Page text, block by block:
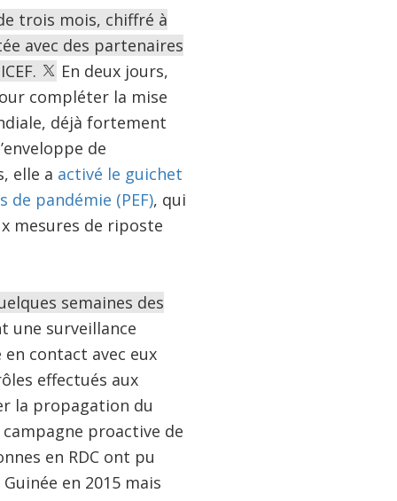
trois mois, chiffré à
avec des partenaires
En deux jours,
compléter la mise
déjà fortement
de
elle a activé le guichet
de pandémie (PEF), qui
mesures de riposte
semaines des
une surveillance
contact avec eux
effectués aux
la propagation du
proactive de
en RDC ont pu
en 2015 mais